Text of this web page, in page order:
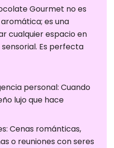
Gourmet no es
es una
cualquier espacio en
Es perfecta
personal: Cuando
lujo que hace
Cenas románticas,
o reuniones con seres
lo general, solo
se establecen
en respuesta a
acciones
realizadas por
una solicitud
de servicios,
establecer sus
preferencias